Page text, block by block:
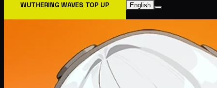
WUTHERING WAVES TOP UP English